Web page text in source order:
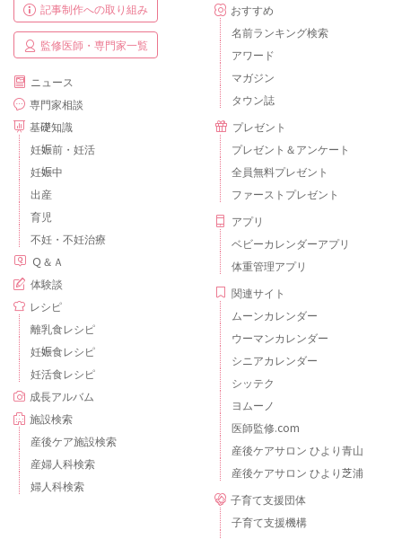
記事制作への取り組み
監修医師・専門家一覧
ニュース
専門家相談
基礎知識
妊娠前・妊活
妊娠中
出産
育児
不妊・不妊治療
Ｑ＆Ａ
体験談
レシピ
離乳食レシピ
妊娠食レシピ
妊活食レシピ
成長アルバム
施設検索
産後ケア施設検索
産婦人科検索
婦人科検索
おすすめ
名前ランキング検索
アワード
マガジン
タウン誌
プレゼント
プレゼント＆アンケート
全員無料プレゼント
ファーストプレゼント
アプリ
ベビーカレンダーアプリ
体重管理アプリ
関連サイト
ムーンカレンダー
ウーマンカレンダー
シニアカレンダー
シッテク
ヨムーノ
医師監修.com
産後ケアサロン ひより青山
産後ケアサロン ひより芝浦
子育て支援団体
子育て支援機構